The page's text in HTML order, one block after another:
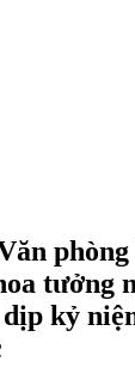
tưởng
kỷ